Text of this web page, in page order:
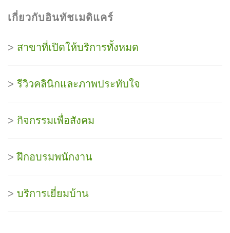
เกี่ยวกับอินทัชเมดิแคร์
> สาขาที่เปิดให้บริการทั้งหมด
> รีวิวคลินิกและภาพประทับใจ
> กิจกรรมเพื่อสังคม
>ฝึกอบรมพนักงาน
> บริการเยี่ยมบ้าน